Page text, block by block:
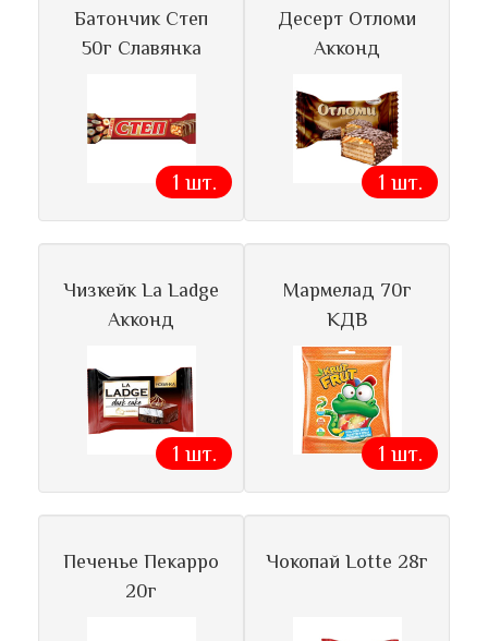
Батончик Степ
50г Славянка
1 шт.
Десерт Отломи
Акконд
1 шт.
Чизкейк La Ladge
Акконд
1 шт.
Мармелад 70г
КДВ
1 шт.
Печенье Пекарро
20г
Чокопай Lotte 28г